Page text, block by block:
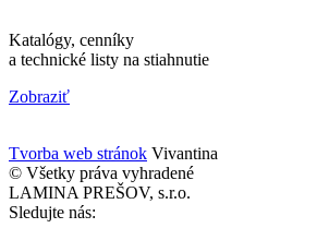
Katalógy, cenníky
a technické listy na stiahnutie
Zobraziť
Tvorba web stránok Vivantina
© Všetky práva vyhradené
LAMINA PREŠOV, s.r.o.
Sledujte nás: